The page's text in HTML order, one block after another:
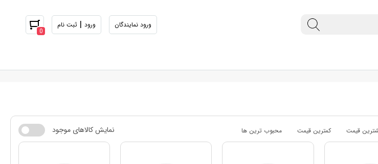
ورود نمایندگان ورود | ثبت نام
0
قیمت کمترین قیمت محبوب ترین ها نمایش کالاهای موجود